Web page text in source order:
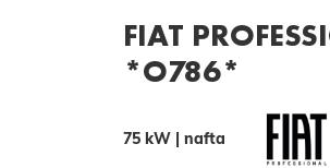
FIAT
*O786*
75 kW | nafta